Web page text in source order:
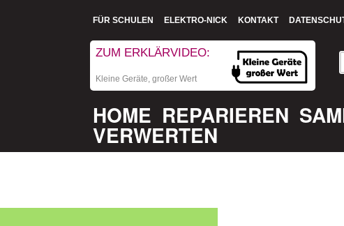
FÜR SCHULEN ELEKTRO-NICK KONTAKT
ZUM ERKLÄRVIDEO:
Kleine Geräte, großer Wert
HOME REPARIEREN
VERWERTEN